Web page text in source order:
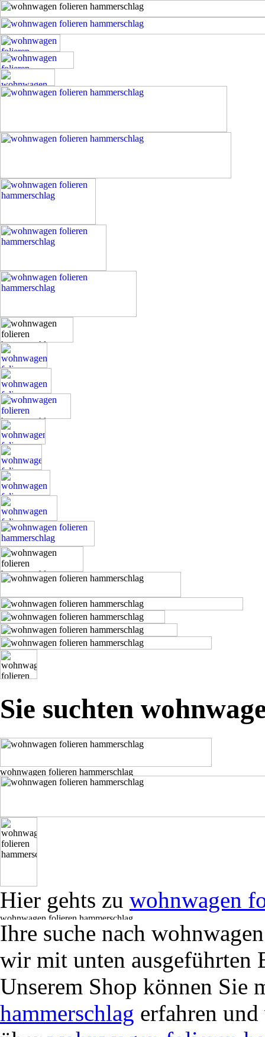
Sie suchten
Hier gehts zu wohnwagen
Ihre suche nach
wir mit unten ausgeführten
Unserem Shop können Sie
hammerschlag erfahren